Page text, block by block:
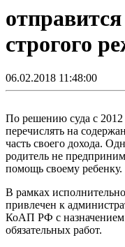
строгого
06.02.2018 11:48:00
По решению суда с 2012
перечислять на
часть своего дохода.
родитель не
помощь своему ребенку.
В рамках
привлечен к
КоАП РФ с назначением
обязательных работ.